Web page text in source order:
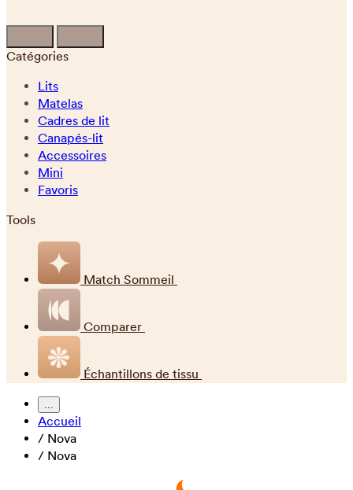
Catégories
Lits
Matelas
Cadres de lit
Canapés-lit
Accessoires
Mini
Favoris
Tools
Match Sommeil
Comparer
Échantillons de tissu
...
Accueil
/ Nova
/ Nova